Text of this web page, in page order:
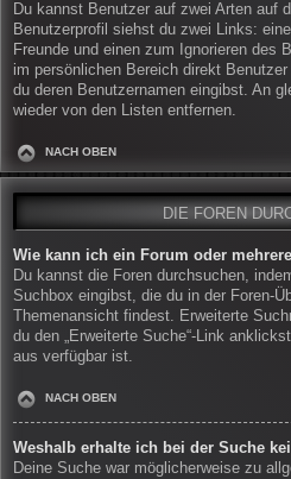
Du kannst Benutzer auf zwei Arten auf
Benutzerprofil siehst du zwei Links:
Freunde und einen zum Ignorieren des
im persönlichen Bereich direkt
du deren Benutzernamen eingibst. An
wieder von den Listen entfernen.
NACH OBEN
DIE FOREN
Wie kann ich ein Forum oder
Du kannst die Foren durchsuchen,
Suchbox eingibst, die du in der Foren-
Themenansicht findest. Erweiterte
du den „Erweiterte Suche“-Link
aus verfügbar ist.
NACH OBEN
Weshalb erhalte ich bei der Suche
Deine Suche war möglicherweise zu